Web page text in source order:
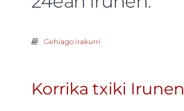
Gehiago irakurri
Korrika txiki Irunen